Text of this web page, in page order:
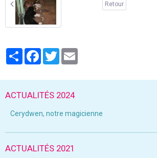
Retour
PartagerFacebook
Twitter
ACTUALITÉS 2024
Cerydwen, notre magicienne
ACTUALITÉS 2021